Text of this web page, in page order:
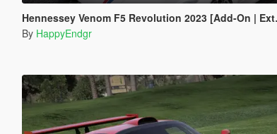
Hennessey Venom F5 Revolution 2023 [Add-On | Extras]
By HappyEndgr